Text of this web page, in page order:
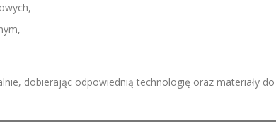
dobierając odpowiednią technologię oraz materiały